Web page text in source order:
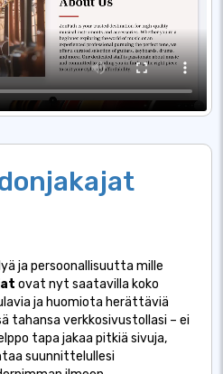
ja persoonallisuutta mille
ovat nyt saatavilla koko
ja huomiota herättäviä
tahansa verkkosivustollasi – ei
tapa jakaa pitkiä sivuja,
suunnittelullesi